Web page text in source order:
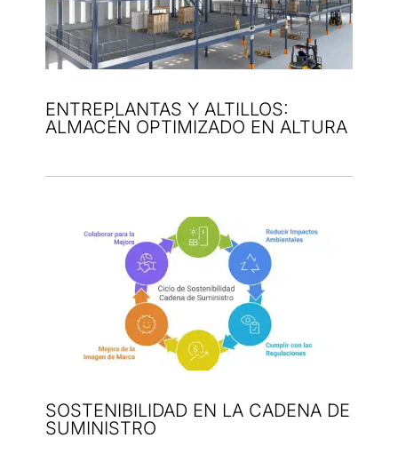
ENTREPLANTAS Y ALTILLOS:
ALMACÉN OPTIMIZADO EN ALTURA
SOSTENIBILIDAD EN LA CADENA DE
SUMINISTRO